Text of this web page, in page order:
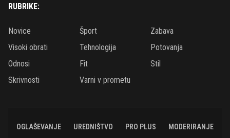
RUBRIKE:
Novice Šport
Zabava
Visoki obrati
Tehnologija
Potovanja
Odnosi
Fit
Stil
Skrivnosti
Varni v prometu
OGLAŠEVANJE UREDNIŠTVO PRO PLUS MODERIRANJE